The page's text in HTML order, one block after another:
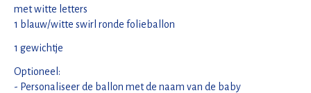
met witte letters
1 blauw/witte swirl ronde folieballon
1 gewichtje
Optioneel:
- Personaliseer de ballon met de naam van de baby